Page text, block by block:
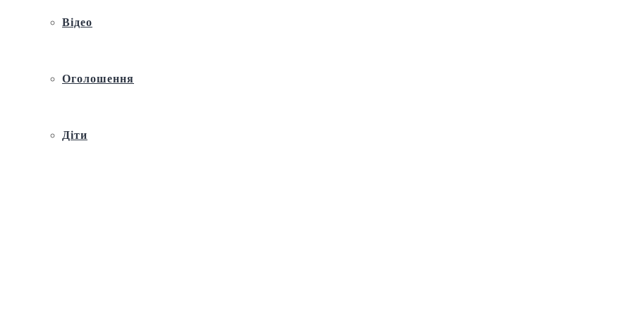
Відео
Оголошення
Діти